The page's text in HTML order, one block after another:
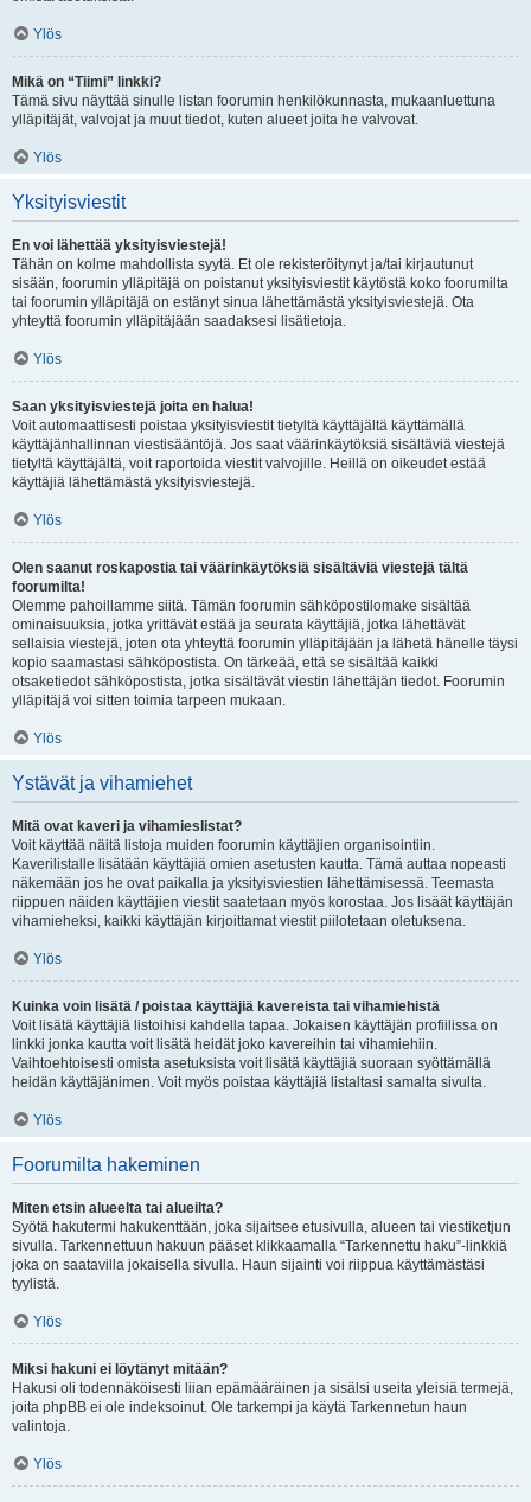
Ylös
Mikä on “Tiimi” linkki?
Tämä sivu näyttää sinulle listan foorumin henkilökunnasta, mukaanluettuna
ylläpitäjät, valvojat ja muut tiedot, kuten alueet joita he valvovat.
Ylös
Yksityisviestit
En voi lähettää yksityisviestejä!
Tähän on kolme mahdollista syytä. Et ole rekisteröitynyt ja/tai kirjautunut
sisään, foorumin ylläpitäjä on poistanut yksityisviestit käytöstä koko foorumilta
tai foorumin ylläpitäjä on estänyt sinua lähettämästä yksityisviestejä. Ota
yhteyttä foorumin ylläpitäjään saadaksesi lisätietoja.
Ylös
Saan yksityisviestejä joita en halua!
Voit automaattisesti poistaa yksityisviestit tietyltä käyttäjältä käyttämällä
käyttäjänhallinnan viestisääntöjä. Jos saat väärinkäytöksiä sisältäviä viestejä
tietyltä käyttäjältä, voit raportoida viestit valvojille. Heillä on oikeudet estää
käyttäjiä lähettämästä yksityisviestejä.
Ylös
Olen saanut roskapostia tai väärinkäytöksiä sisältäviä viestejä tältä
foorumilta!
Olemme pahoillamme siitä. Tämän foorumin sähköpostilomake sisältää
ominaisuuksia, jotka yrittävät estää ja seurata käyttäjiä, jotka lähettävät
sellaisia viestejä, joten ota yhteyttä foorumin ylläpitäjään ja lähetä hänelle täysi
kopio saamastasi sähköpostista. On tärkeää, että se sisältää kaikki
otsaketiedot sähköpostista, jotka sisältävät viestin lähettäjän tiedot. Foorumin
ylläpitäjä voi sitten toimia tarpeen mukaan.
Ylös
Ystävät ja vihamiehet
Mitä ovat kaveri ja vihamieslistat?
Voit käyttää näitä listoja muiden foorumin käyttäjien organisointiin.
Kaverilistalle lisätään käyttäjiä omien asetusten kautta. Tämä auttaa nopeasti
näkemään jos he ovat paikalla ja yksityisviestien lähettämisessä. Teemasta
riippuen näiden käyttäjien viestit saatetaan myös korostaa. Jos lisäät käyttäjän
vihamieheksi, kaikki käyttäjän kirjoittamat viestit piilotetaan oletuksena.
Ylös
Kuinka voin lisätä / poistaa käyttäjiä kavereista tai vihamiehistä
Voit lisätä käyttäjiä listoihisi kahdella tapaa. Jokaisen käyttäjän profiilissa on
linkki jonka kautta voit lisätä heidät joko kavereihin tai vihamiehiin.
Vaihtoehtoisesti omista asetuksista voit lisätä käyttäjiä suoraan syöttämällä
heidän käyttäjänimen. Voit myös poistaa käyttäjiä listaltasi samalta sivulta.
Ylös
Foorumilta hakeminen
Miten etsin alueelta tai alueilta?
Syötä hakutermi hakukenttään, joka sijaitsee etusivulla, alueen tai viestiketjun
sivulla. Tarkennettuun hakuun pääset klikkaamalla “Tarkennettu haku”-linkkiä
joka on saatavilla jokaisella sivulla. Haun sijainti voi riippua käyttämästäsi
tyylistä.
Ylös
Miksi hakuni ei löytänyt mitään?
Hakusi oli todennäköisesti liian epämääräinen ja sisälsi useita yleisiä termejä,
joita phpBB ei ole indeksoinut. Ole tarkempi ja käytä Tarkennetun haun
valintoja.
Ylös